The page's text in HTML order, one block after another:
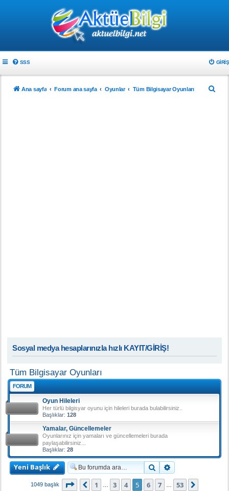
SSS GIRIŞ
Ana sayfa Forum ana sayfa Oyunlar Tüm Bilgisayar Oyunları
Sosyal medya hesaplarınızla hızlı KAYIT/GİRİŞ!
Tüm Bilgisayar Oyunları
FORUM
Oyun Hileleri
Her türlü bilgisyar oyunu için hileleri burada bulabilirsiniz..
Başlıklar: 128
Yamalar, Güncellemeler
Oyunlarınız için yamaları ve güncellemeleri burada
paylaşabilirsiniz...
Başlıklar: 28
Yeni Başlık Ara
1049 başlık . sayfa (Toplam 53sayfa)
Önceki
1 3 4 5 6 7 53